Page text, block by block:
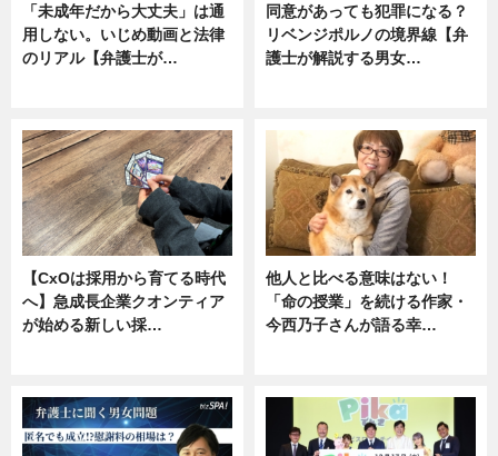
「未成年だから大丈夫」は通
用しない。いじめ動画と法律
のリアル【弁護士が…
同意があっても犯罪になる？
リベンジポルノの境界線【弁
護士が解説する男女…
【CxOは採用から育てる時代
へ】急成長企業クオンティア
が始める新しい採…
他人と比べる意味はない！
「命の授業」を続ける作家・
今西乃子さんが語る幸…